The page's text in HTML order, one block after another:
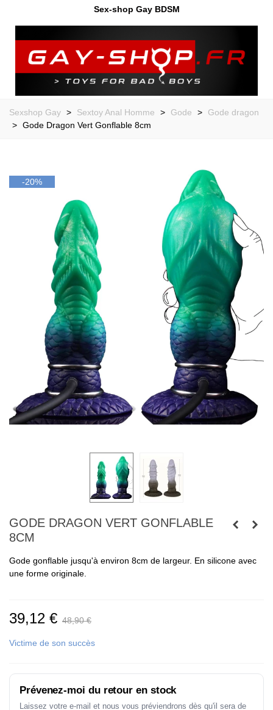
Sex-shop Gay BDSM
Sexshop Gay > Sextoy Anal Homme > Gode >
Gode dragon
> Gode Dragon Vert Gonflable 8cm
-20%
GODE DRAGON VERT GONFLABLE
8CM
Gode gonflable jusqu'à environ 8cm de largeur. En silicone avec
une forme originale.
39,12 € 48,90 €
Victime de son succès
Prévenez-moi du retour en stock
Laissez votre e-mail et nous vous préviendrons dès qu'il sera de